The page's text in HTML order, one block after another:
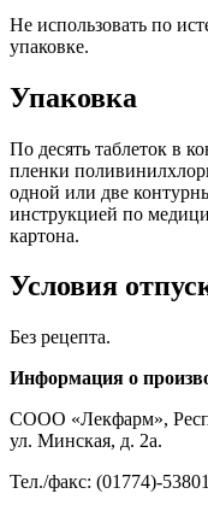
Не использовать по
упаковке.
Упаковка
По десять таблеток в
пленки
одной или две
инструкцией по
картона.
Условия
Без рецепта.
Информация о
СООО «Лекфарм»,
ул. Минская, д. 2а.
Тел./факс: (01774)-